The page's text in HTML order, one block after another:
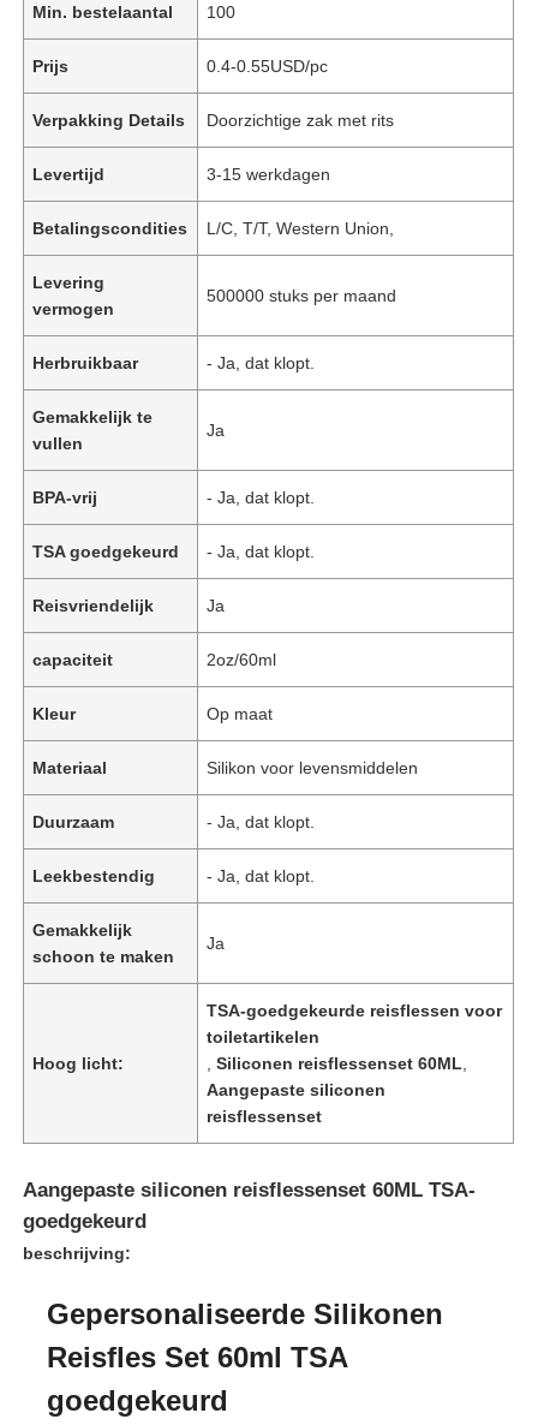
Huis
Min. bestelaantal 100
Prijs 0.4-0.55USD/pc
Verpakking Details Doorzichtige zak met rits
Levertijd 3-15 werkdagen
Betalingscondities L/C, T/T, Western Union,
Levering
vermogen
500000 stuks per maand
Herbruikbaar - Ja, dat klopt.
Gemakkelijk te
vullen
Ja
BPA-vrij - Ja, dat klopt.
TSA goedgekeurd - Ja, dat klopt.
Reisvriendelijk Ja
capaciteit 2oz/60ml
Kleur Op maat
Materiaal Silikon voor levensmiddelen
Duurzaam - Ja, dat klopt.
Leekbestendig - Ja, dat klopt.
Gemakkelijk
schoon te maken
Ja
Hoog licht:
TSA-goedgekeurde reisflessen voor
toiletartikelen
,Siliconen reisflessenset 60ML
Aangepaste siliconen
reisflessenset
Aangepaste siliconen reisflessenset 60ML TSA-
goedgekeurd
beschrijving:
Gepersonaliseerde Silikonen
Reisfles Set 60ml TSA
goedgekeurd